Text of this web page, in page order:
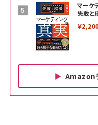
マーケ
失敗と
￥2,200
Amazon